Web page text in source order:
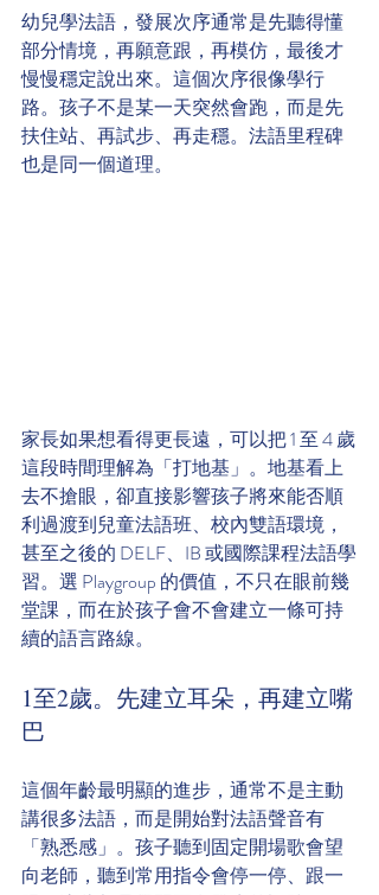
幼兒學法語，發展次序通常是先聽得懂
部分情境，再願意跟，再模仿，最後才
慢慢穩定說出來。這個次序很像學行
路。孩子不是某一天突然會跑，而是先
扶住站、再試步、再走穩。法語里程碑
也是同一個道理。
家長如果想看得更長遠，可以把 1 至 4 歲
這段時間理解為「打地基」。地基看上
去不搶眼，卻直接影響孩子將來能否順
利過渡到兒童法語班、校內雙語環境，
甚至之後的 DELF、IB 或國際課程法語學
習。選 Playgroup 的價值，不只在眼前幾
堂課，而在於孩子會不會建立一條可持
續的語言路線。
1至2歲。先建立耳朵，再建立嘴
巴
這個年齡最明顯的進步，通常不是主動
講很多法語，而是開始對法語聲音有
「熟悉感」。孩子聽到固定開場歌會望
向老師，聽到常用指令會停一停、跟一